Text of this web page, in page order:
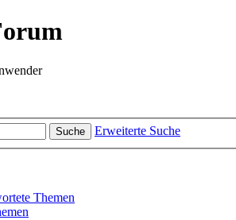
Suche Erweiterte Suche
Themen